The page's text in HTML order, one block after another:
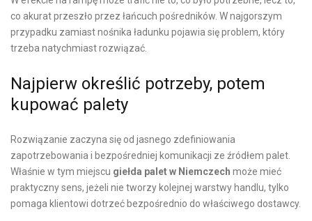
co akurat przeszło przez łańcuch pośredników. W najgorszym
przypadku zamiast nośnika ładunku pojawia się problem, który
trzeba natychmiast rozwiązać.
Najpierw określić potrzeby, potem
kupować palety
Rozwiązanie zaczyna się od jasnego zdefiniowania
zapotrzebowania i bezpośredniej komunikacji ze źródłem palet.
Właśnie w tym miejscu giełda palet w Niemczech może mieć
praktyczny sens, jeżeli nie tworzy kolejnej warstwy handlu, tylko
pomaga klientowi dotrzeć bezpośrednio do właściwego dostawcy.